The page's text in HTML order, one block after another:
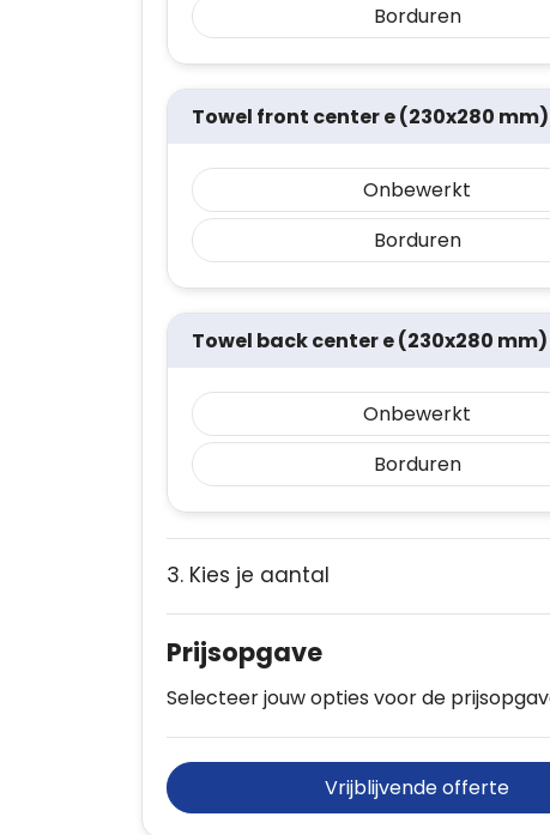
Borduren
Towel front center e (230x280 mm)
Onbewerkt
Borduren
Towel back center e (230x280 mm)
Onbewerkt
Borduren
3. Kies je aantal
Prijsopgave
Selecteer jouw opties voor de
Vrijblijvende offerte